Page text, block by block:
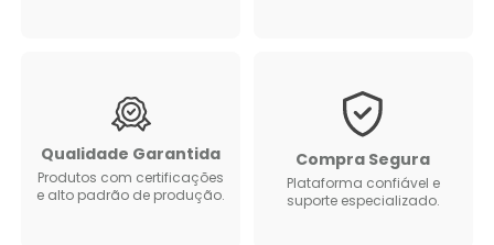
Qualidade Garantida
Produtos com certificações
e alto padrão de produção.
Compra Segura
Plataforma confiável e
suporte especializado.